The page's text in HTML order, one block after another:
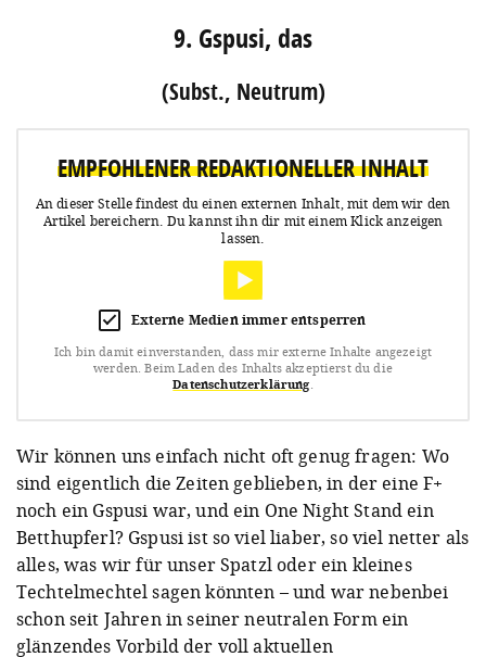
9. Gspusi, das
(Subst., Neutrum)
EMPFOHLENER REDAKTIONELLER INHALT
An dieser Stelle findest du einen externen Inhalt, mit dem wir den
Artikel bereichern. Du kannst ihn dir mit einem Klick anzeigen
lassen.
Externe Medien immer entsperren
Ich bin damit einverstanden, dass mir externe Inhalte angezeigt
werden. Beim Laden des Inhalts akzeptierst du die
Datenschutzerklärung.
Wir können uns einfach nicht oft genug fragen: Wo
sind eigentlich die Zeiten geblieben, in der eine F+
noch ein Gspusi war, und ein One Night Stand ein
Betthupferl? Gspusi ist so viel liaber, so viel netter als
alles, was wir für unser Spatzl oder ein kleines
Techtelmechtel sagen könnten – und war nebenbei
schon seit Jahren in seiner neutralen Form ein
glänzendes Vorbild der voll aktuellen